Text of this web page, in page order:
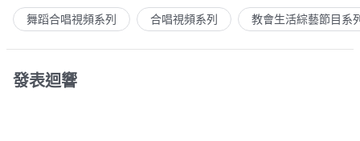
舞蹈合唱視頻系列 合唱視頻系列 教會生活綜藝節目系
發表迴響